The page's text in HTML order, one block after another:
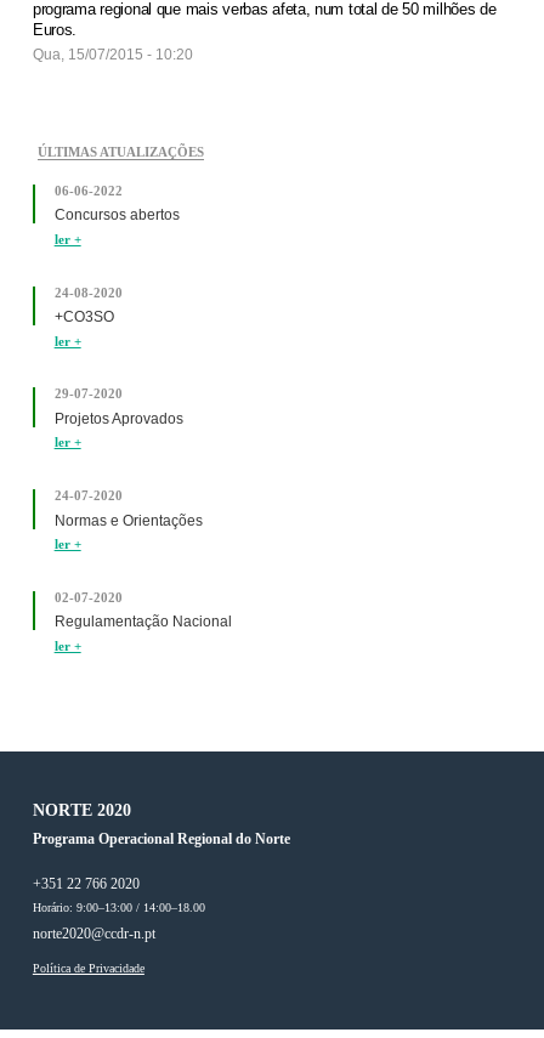
programa regional que mais verbas afeta, num total de 50 milhões de
Euros.
Qua, 15/07/2015 - 10:20
ÚLTIMAS ATUALIZAÇÕES
06-06-2022
Concursos abertos
ler +
24-08-2020
+CO3SO
ler +
29-07-2020
Projetos Aprovados
ler +
24-07-2020
Normas e Orientações
ler +
02-07-2020
Regulamentação Nacional
ler +
NORTE 2020
Programa Operacional Regional do Norte
+351 22 766 2020
Horário: 9:00–13:00 / 14:00–18.00
norte2020@ccdr-n.pt
Política de Privacidade